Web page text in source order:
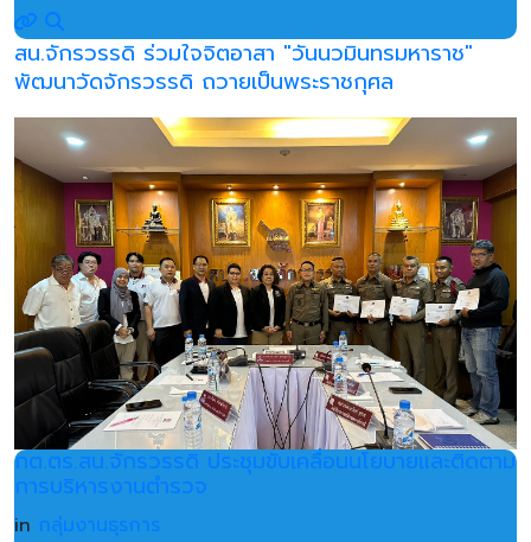
สน.จักรวรรดิ ร่วมใจจิตอาสา "วันนวมินทรมหาราช"
พัฒนาวัดจักรวรรดิ ถวายเป็นพระราชกุศล
กต.ตร.สน.จักรวรรดิ ประชุมขับเคลื่อนนโยบายและติดตาม
การบริหารงานตำรวจ
in กลุ่มงานธุรการ